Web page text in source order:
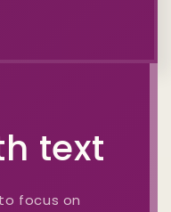
text
focus on